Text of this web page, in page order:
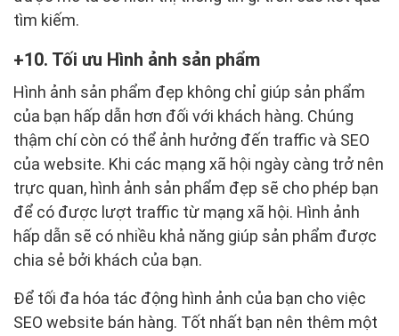
tìm kiếm.
10. Tối ưu Hình ảnh sản phẩm
Hình ảnh sản phẩm đẹp không chỉ giúp sản phẩm
của bạn hấp dẫn hơn đối với khách hàng. Chúng
thậm chí còn có thể ảnh hưởng đến traffic và SEO
của website. Khi các mạng xã hội ngày càng trở nên
trực quan, hình ảnh sản phẩm đẹp sẽ cho phép bạn
để có được lượt traffic từ mạng xã hội. Hình ảnh
hấp dẫn sẽ có nhiều khả năng giúp sản phẩm được
chia sẻ bởi khách của bạn.
Để tối đa hóa tác động hình ảnh của bạn cho việc
SEO website bán hàng. Tốt nhất bạn nên thêm một